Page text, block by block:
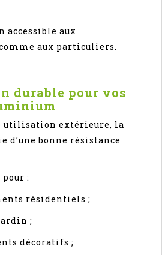
aux
aux particuliers.
durable pour vos
utilisation extérieure, la
d’une bonne résistance
:
résidentiels ;
;
décoratifs ;